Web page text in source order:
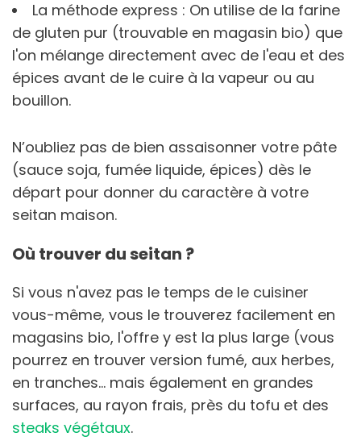
La méthode express : On utilise de la farine
de gluten pur (trouvable en magasin bio) que
l'on mélange directement avec de l'eau et des
épices avant de le cuire à la vapeur ou au
bouillon.
N’oubliez pas de bien assaisonner votre pâte
(sauce soja, fumée liquide, épices) dès le
départ pour donner du caractère à votre
seitan maison.
Où trouver du seitan ?
Si vous n'avez pas le temps de le cuisiner
vous-même, vous le trouverez facilement en
magasins bio, l'offre y est la plus large (vous
pourrez en trouver version fumé, aux herbes,
en tranches… mais également en grandes
surfaces, au rayon frais, près du tofu et des
steaks végétaux.